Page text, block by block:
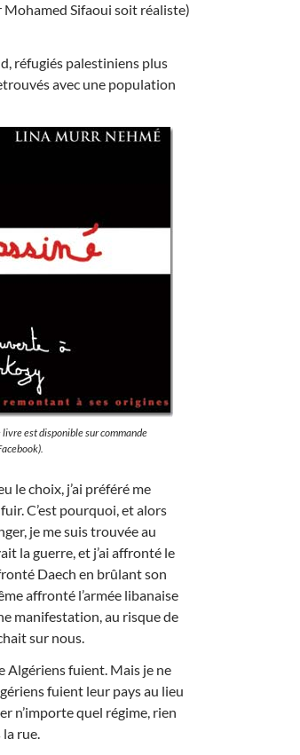
Mohamed Sifaoui soit réaliste)
réfugiés palestiniens plus
avec une population
est disponible sur commande
le choix, j’ai préféré me
C’est pourquoi, et alors
je me suis trouvée au
la guerre, et j’ai affronté le
Daech en brûlant son
affronté l’armée libanaise
manifestation, au risque de
sur nous.
Algériens fuient. Mais je ne
fuient leur pays au lieu
n’importe quel régime, rien
la rue.